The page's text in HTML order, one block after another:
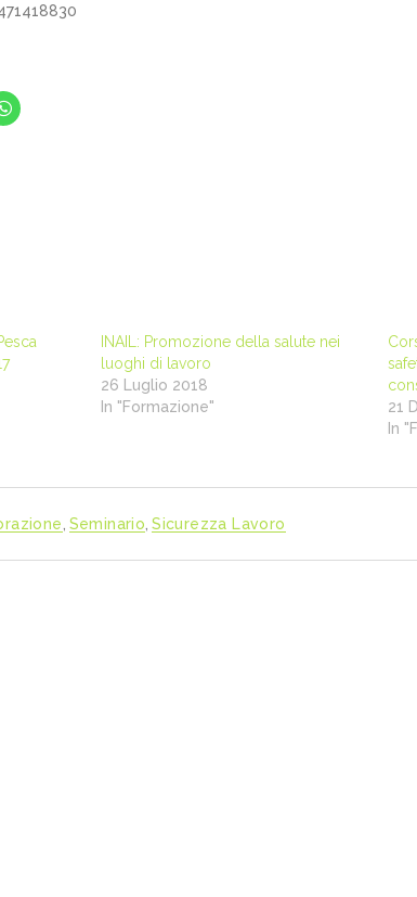
INAIL: Promozione della salute nei
luoghi di lavoro
26 Luglio 2018
In "Formazione"
21
In
Seminario Sicurezza Lavoro